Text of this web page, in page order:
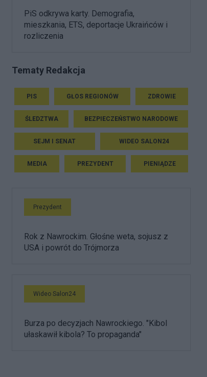
PiS odkrywa karty. Demografia,
mieszkania, ETS, deportacje Ukraińców i
rozliczenia
Tematy Redakcja
PIS GŁOS REGIONÓW ZDROWIE
ŚLEDZTWA BEZPIECZEŃSTWO NARODOWE
SEJM I SENAT WIDEO SALON24
MEDIA PREZYDENT PIENIĄDZE
Prezydent
Rok z Nawrockim. Głośne weta, sojusz z
USA i powrót do Trójmorza
Wideo Salon24
Burza po decyzjach Nawrockiego. "Kibol
ułaskawił kibola? To propaganda"